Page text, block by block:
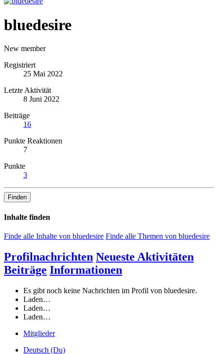
bluedesire
New member
Registriert
25 Mai 2022
Letzte Aktivität
8 Juni 2022
Beiträge
16
Punkte Reaktionen
7
Punkte
3
Finden
Inhalte finden
Finde alle Inhalte von bluedesire Finde alle Themen von bluedesire
Profilnachrichten Neueste Aktivitäten
Beiträge Informationen
Es gibt noch keine Nachrichten im Profil von bluedesire.
Laden…
Laden…
Laden…
Mitglieder
Deutsch (Du)